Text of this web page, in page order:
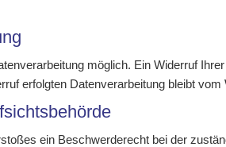
möglich. Ein Widerruf
erfolgten Datenverarbeitung bleibt vom
ein Beschwerderecht bei der